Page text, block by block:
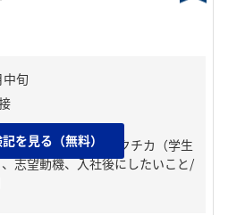
人といわれる？、ガクチカ（学生
志望動機、入社後にしたいこと/
を見る（無料）